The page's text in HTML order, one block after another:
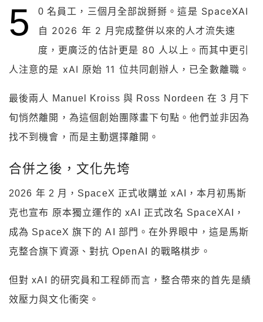
5 0 名員工，三個月全部說掰掰。這是 SpaceXAI
自 2026 年 2 月完成整併以來的人才流失速
度，更廣泛的估計更是 80 人以上。而其中更引
人注意的是 xAI 原始 11 位共同創辦人，已全數離職。
最後兩人 Manuel Kroiss 與 Ross Nordeen 在 3 月下
旬悄然離開，為這個創始團隊畫下句點。他們並非因為
找不到機會，而是主動選擇離開。
合併之後，文化先垮
2026 年 2 月，SpaceX 正式收購並 xAI，本月初馬斯
克也宣布 原本獨立運作的 xAI 正式改名 SpaceXAI，
成為 SpaceX 旗下的 AI 部門。在外界眼中，這是馬斯
克整合旗下資源、對抗 OpenAI 的戰略棋步。
但對 xAI 的研究員和工程師而言，整合帶來的首先是績
效壓力與文化衝突。